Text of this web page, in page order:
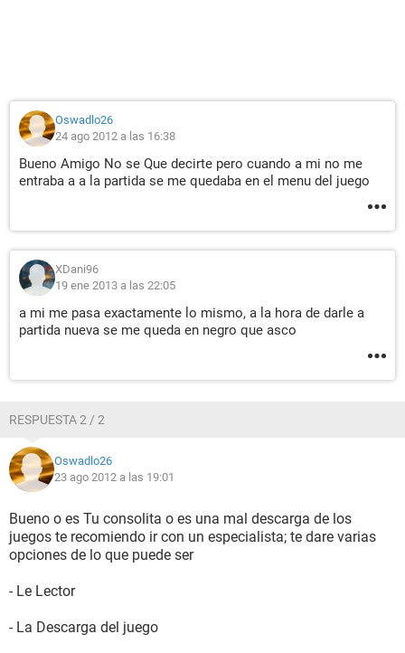
Oswadlo26
24 ago 2012 a las 16:38
Bueno Amigo No se Que decirte pero cuando a mi no me
entraba a a la partida se me quedaba en el menu del juego
XDani96
19 ene 2013 a las 22:05
a mi me pasa exactamente lo mismo, a la hora de darle a
partida nueva se me queda en negro que asco
RESPUESTA 2 / 2
Oswadlo26
23 ago 2012 a las 19:01
Bueno o es Tu consolita o es una mal descarga de los
juegos te recomiendo ir con un especialista; te dare varias
opciones de lo que puede ser
- Le Lector
- La Descarga del juego